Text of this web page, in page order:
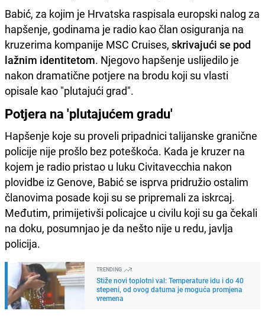
Babić, za kojim je Hrvatska raspisala europski nalog za
hapšenje, godinama je radio kao član osiguranja na
kruzerima kompanije MSC Cruises, skrivajući se pod
lažnim identitetom. Njegovo hapšenje uslijedilo je
nakon dramatične potjere na brodu koji su vlasti
opisale kao "plutajući grad".
Potjera na 'plutajućem gradu'
Hapšenje koje su proveli pripadnici talijanske granične
policije nije prošlo bez poteškoća. Kada je kruzer na
kojem je radio pristao u luku Civitavecchia nakon
plovidbe iz Genove, Babić se isprva pridružio ostalim
članovima posade koji su se pripremali za iskrcaj.
Međutim, primijetivši policajce u civilu koji su ga čekali
na doku, posumnjao je da nešto nije u redu, javlja
policija.
TRENDING
Stiže novi toplotni val: Temperature idu i do 40
stepeni, od ovog datuma je moguća promjena
vremena